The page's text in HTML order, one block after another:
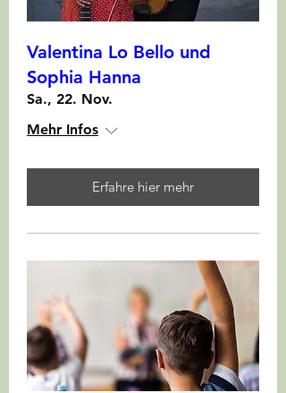
Valentina Lo Bello und
Sophia Hanna
Sa., 22. Nov.
Mehr Infos
Erfahre hier mehr